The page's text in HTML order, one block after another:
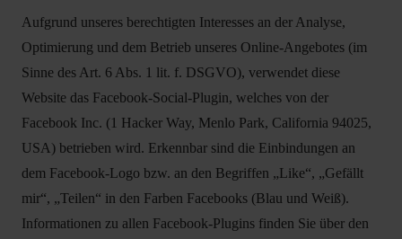
Aufgrund unseres berechtigten Interesses an der Analyse,
Optimierung und dem Betrieb unseres Online-Angebotes (im
Sinne des Art. 6 Abs. 1 lit. f. DSGVO), verwendet diese
Website das Facebook-Social-Plugin, welches von der
Facebook Inc. (1 Hacker Way, Menlo Park, California 94025,
USA) betrieben wird. Erkennbar sind die Einbindungen an
dem Facebook-Logo bzw. an den Begriffen „Like“, „Gefällt
mir“, „Teilen“ in den Farben Facebooks (Blau und Weiß).
Informationen zu allen Facebook-Plugins finden Sie über den